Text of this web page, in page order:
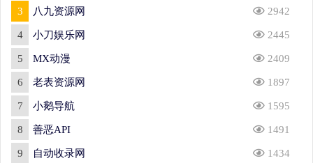
3 八九资源网 2942
4 小刀娱乐网 2445
5 MX动漫 2409
6 老表资源网 1897
7 小鹅导航 1595
8 善恶API 1491
9 自动收录网 1434